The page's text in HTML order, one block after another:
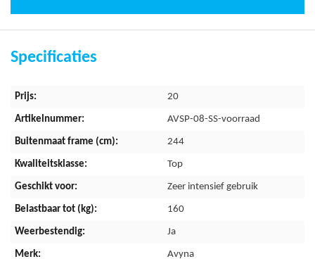
Specificaties
Meer
20
AVSP-08-SS-voorraad
244
Top
Zeer intensief gebruik
160
Ja
Avyna